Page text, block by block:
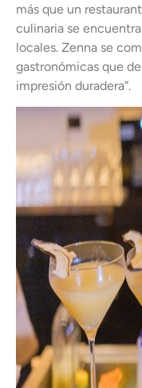
más que un
culinaria se
locales. Zenna se
gastronómicas que
impresión duradera”.